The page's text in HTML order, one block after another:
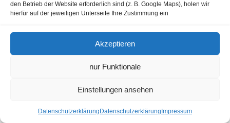
den Betrieb der Website erforderlich sind (z. B. Google Maps), holen wir
hierfür auf der jeweiligen Unterseite Ihre Zustimmung ein
Akzeptieren
nur Funktionale
Einstellungen ansehen
Datenschutzerklärung Datenschutzerklärung Impressum
Mehr Zeit Galerie
Kontakt